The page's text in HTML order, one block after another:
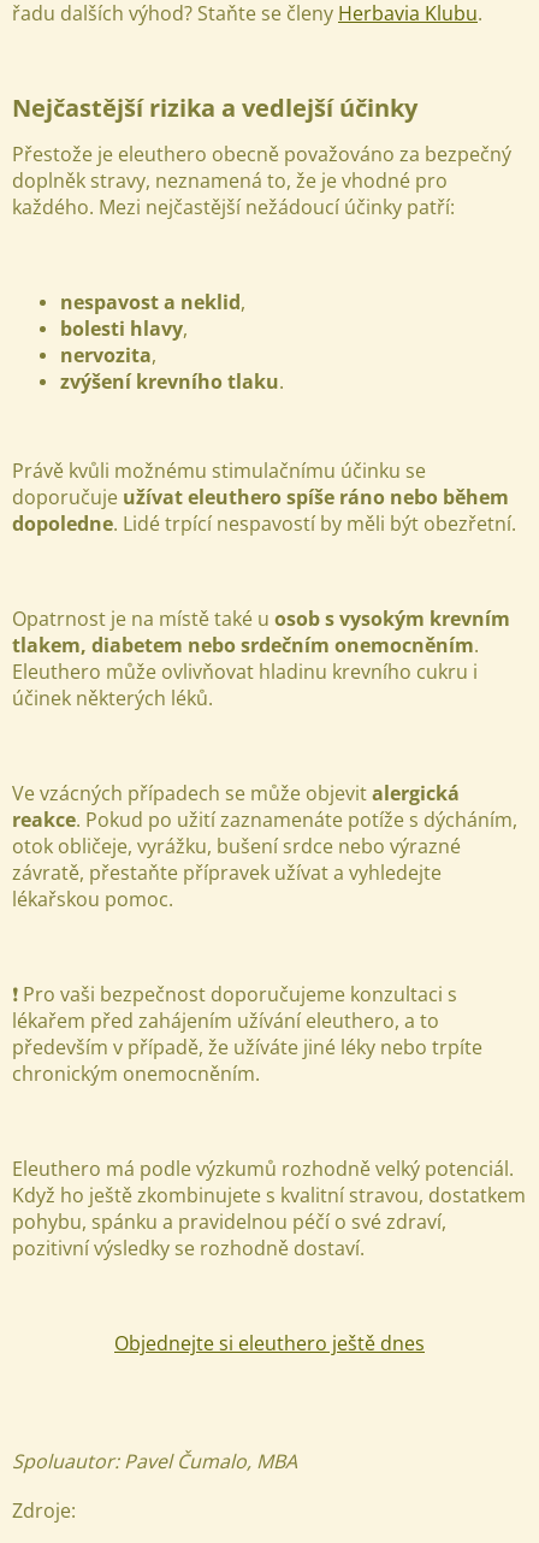
řadu dalších výhod? Staňte se členy Herbavia Klubu.
Nejčastější rizika a vedlejší účinky
Přestože je eleuthero obecně považováno za bezpečný
doplněk stravy, neznamená to, že je vhodné pro
každého. Mezi nejčastější nežádoucí účinky patří:
nespavost a neklid,
bolesti hlavy,
nervozita,
zvýšení krevního tlaku.
Právě kvůli možnému stimulačnímu účinku se
doporučuje užívat eleuthero spíše ráno nebo během
dopoledne. Lidé trpící nespavostí by měli být obezřetní.
Opatrnost je na místě také u osob s vysokým krevním
tlakem, diabetem nebo srdečním onemocněním.
Eleuthero může ovlivňovat hladinu krevního cukru i
účinek některých léků.
Ve vzácných případech se může objevitalergická
reakce. Pokud po užití zaznamenáte potíže s dýcháním,
otok obličeje, vyrážku, bušení srdce nebo výrazné
závratě, přestaňte přípravek užívat a vyhledejte
lékařskou pomoc.
❗ Pro vaši bezpečnost doporučujeme konzultaci s
lékařem před zahájením užívání eleuthero, a to
především v případě, že užíváte jiné léky nebo trpíte
chronickým onemocněním.
Eleuthero má podle výzkumů rozhodně velký potenciál.
Když ho ještě zkombinujete s kvalitní stravou, dostatkem
pohybu, spánku a pravidelnou péčí o své zdraví,
pozitivní výsledky se rozhodně dostaví.
Objednejte si eleuthero ještě dnes
Spoluautor: Pavel Čumalo, MBA
Zdroje: